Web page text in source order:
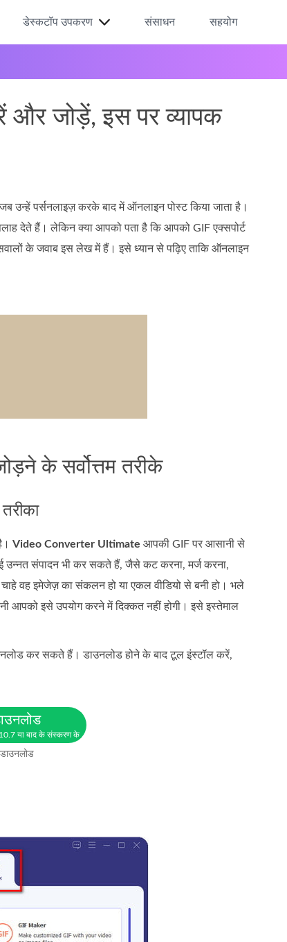
डेस्कटॉप उपकरण संसाधन सहयोग
और जोड़ें, इस पर व्यापक
जब उन्हें पर्सनलाइज़ करके बाद में ऑनलाइन पोस्ट किया जाता है।
देते हैं। लेकिन क्या आपको पता है कि आपको GIF एक्सपोर्ट
के जवाब इस लेख में हैं। इसे ध्यान से पढ़िए ताकि ऑनलाइन
के सर्वोत्तम तरीके
Video Converter Ultimate आपकी GIF पर आसानी से
उन्नत संपादन भी कर सकते हैं, जैसे कट करना, मर्ज करना,
वह इमेजेज़ का संकलन हो या एकल वीडियो से बनी हो। भले
आपको इसे उपयोग करने में दिक्कत नहीं होगी। इसे इस्तेमाल
कर सकते हैं। डाउनलोड होने के बाद टूल इंस्टॉल करें,
या बाद के संस्करण के
डाउनलोड